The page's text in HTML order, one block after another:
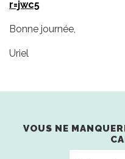
r=jwc5
Bonne journée,
Uriel
VOUS NE